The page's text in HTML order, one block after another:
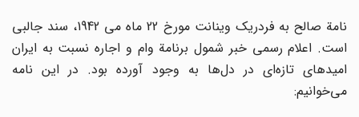
نامة صالح به فردریک وینانت مورخ 22 ماه می 1942، سند جالبی
است. اعلام رسمی خبر شمول برنامة وام و اجاره نسبت به ایران
امیدهای تازه‌ای در دل‌ها به وجود آورده بود. در این نامه
می‌‌خوانیم: